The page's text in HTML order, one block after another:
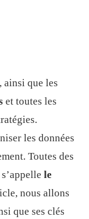
ainsi que les
et toutes les
les données
Toutes des
le
nous allons
que ses clés